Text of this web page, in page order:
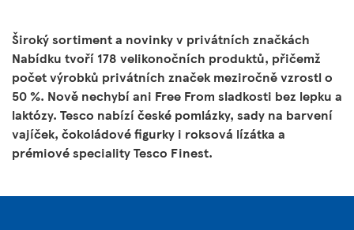
Široký sortiment a novinky v privátních značkách
Nabídku tvoří 178 velikonočních produktů, přičemž
počet výrobků privátních značek meziročně vzrostl o
50 %. Nově nechybí ani Free From sladkosti bez lepku a
laktózy. Tesco nabízí české pomlázky, sady na barvení
vajíček, čokoládové figurky i roksová lízátka a
prémiové speciality Tesco Finest.